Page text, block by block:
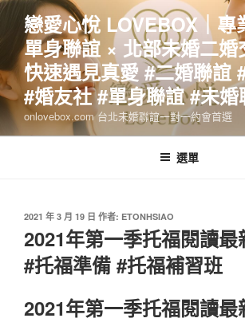
跳
主
要
內
容
戀愛心悅 LOVEBOX｜專
單身聯誼 × 北部未婚二婚
快速遇見真愛 #二婚聯誼
#婚友社 #單身聯誼 #未婚
onlovebox.com 台北未婚聯誼一對一約會首選
選單
發
於
2021 年 3 月 19 日 作者: ETONHSIAO
2021年第一季托福閱讀
#托福準備 #托福補習班
2021年第一季托福閱讀